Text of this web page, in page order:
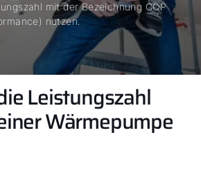
mit der Bezeichnung COP
nutzen.
Leistungszahl
Wärmepumpe